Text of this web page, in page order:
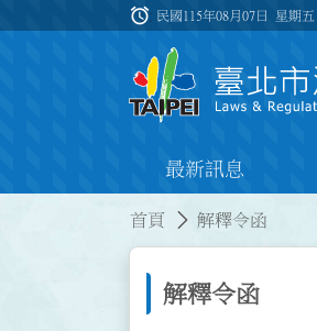
:::
alarm 民國115年08月07日 星期
最新訊息
首頁 解釋令函
解釋令函